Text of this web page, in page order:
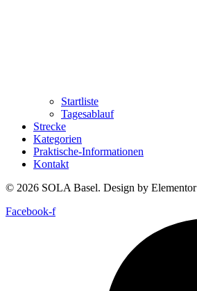
Startliste
Tagesablauf
Strecke
Kategorien
Praktische-Informationen
Kontakt
© 2026 SOLA Basel. Design by Elementor
Facebook-f